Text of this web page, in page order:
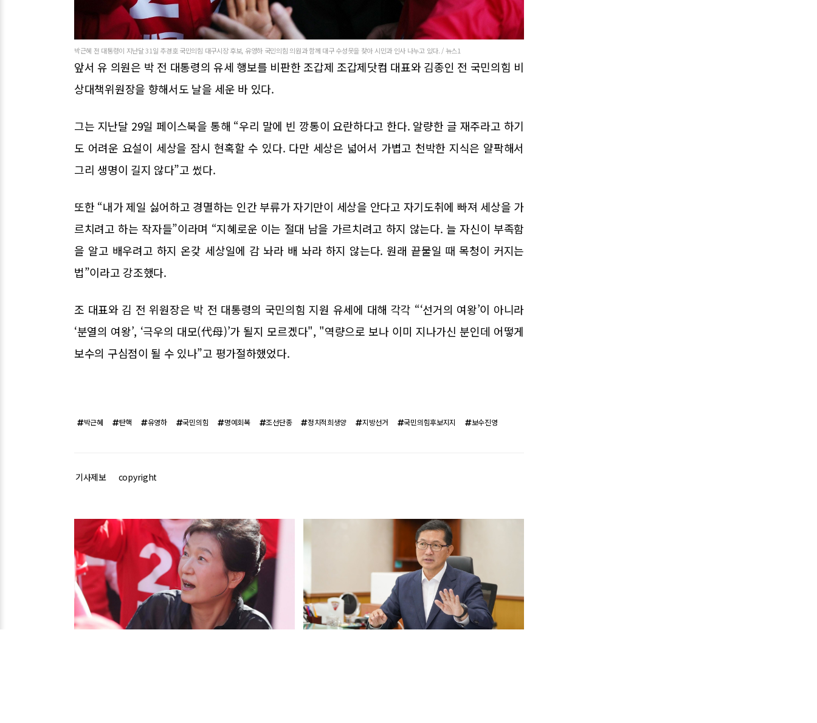
박근혜 전 대통령이 지난달 31일 추경호 국민의힘 대구시장 후보, 유영하 국민의힘 의원과 함께 대구 수성못을 찾아 시민과 인사 나누고 있다. / 뉴스1
앞서 유 의원은 박 전 대통령의 유세 행보를 비판한 조갑제 조갑제닷컴 대표와 김종인 전 국민의힘 비
상대책위원장을 향해서도 날을 세운 바 있다.
그는 지난달 29일 페이스북을 통해 “우리 말에 빈 깡통이 요란하다고 한다. 알량한 글 재주라고 하기
도 어려운 요설이 세상을 잠시 현혹할 수 있다. 다만 세상은 넓어서 가볍고 천박한 지식은 얄팍해서
그리 생명이 길지 않다”고 썼다.
또한 “내가 제일 싫어하고 경멸하는 인간 부류가 자기만이 세상을 안다고 자기도취에 빠져 세상을 가
르치려고 하는 작자들”이라며 “지혜로운 이는 절대 남을 가르치려고 하지 않는다. 늘 자신이 부족함
을 알고 배우려고 하지 온갖 세상일에 감 놔라 배 놔라 하지 않는다. 원래 끝물일 때 목청이 커지는
법”이라고 강조했다.
조 대표와 김 전 위원장은 박 전 대통령의 국민의힘 지원 유세에 대해 각각 “‘선거의 여왕’이 아니라
‘분열의 여왕’, ‘극우의 대모(代母)’가 될지 모르겠다", "역량으로 보나 이미 지나가신 분인데 어떻게
보수의 구심점이 될 수 있나”고 평가절하했었다.
박근혜 탄핵 유영하 국민의힘 명예회복 조선단종 정치적희생양 지방선거 국민의힘후보지지 보수진영
기사제보 copyright
관련기사